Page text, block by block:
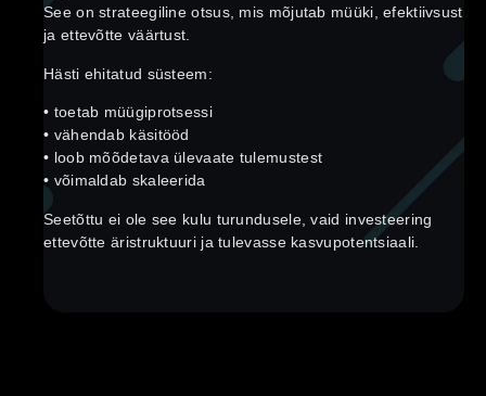
See on strateegiline otsus, mis mõjutab müüki, efektiivsust
ja ettevõtte väärtust.
Hästi ehitatud süsteem:
• toetab müügiprotsessi
• vähendab käsitööd
• loob mõõdetava ülevaate tulemustest
• võimaldab skaleerida
Seetõttu ei ole see kulu turundusele, vaid investeering
ettevõtte äristruktuuri ja tulevasse kasvupotentsiaali.